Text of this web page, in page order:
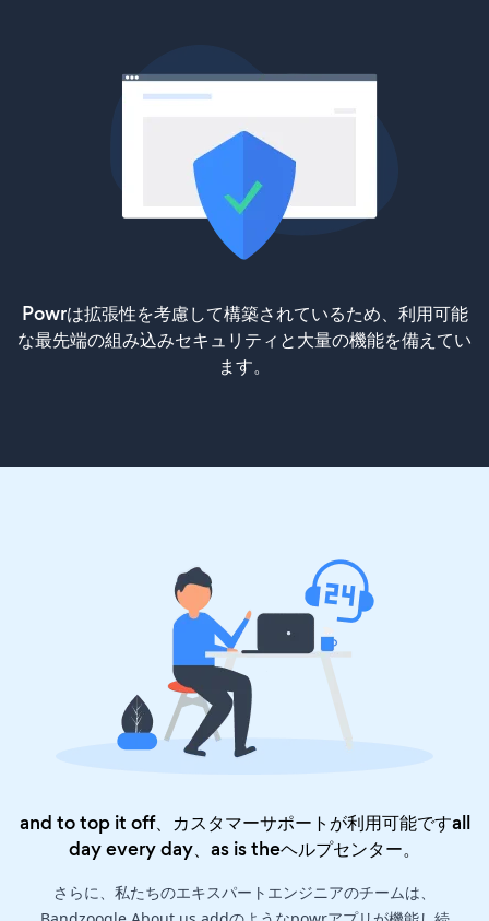
Powrは拡張性を考慮して構築されているため、利用可能
な最先端の組み込みセキュリティと大量の機能を備えてい
ます。
and to top it off、カスタマーサポートが利用可能ですall
day every day、as is theヘルプセンター。
さらに、私たちのエキスパートエンジニアのチームは、